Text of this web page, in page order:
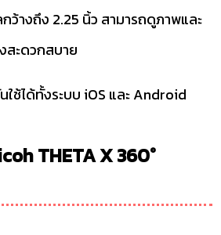
ว้างถึง 2.25 นิ้ว สามารถดูภาพและ
สะดวกสบาย
ช้ได้ทั้งระบบ iOS และ Android
THETA X 360°